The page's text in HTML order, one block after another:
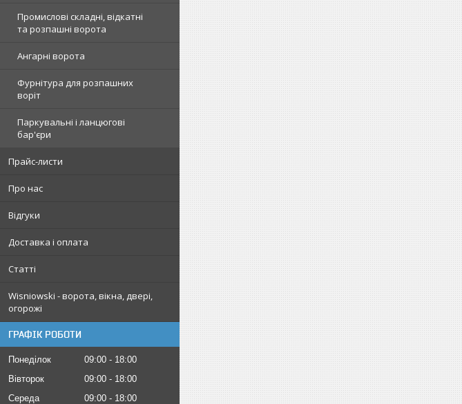
Промислові складні, відкатні
та розпашні ворота
Ангарні ворота
Фурнітура для розпашних
воріт
Паркувальні і ланцюгові
бар'єри
Прайс-листи
Про нас
Відгуки
Доставка і оплата
Статті
Wisniowski - ворота, вікна, двері,
огорожі
ГРАФІК РОБОТИ
Понеділок 09:00
18:00
Вівторок
09:00
18:00
Середа
09:00
18:00